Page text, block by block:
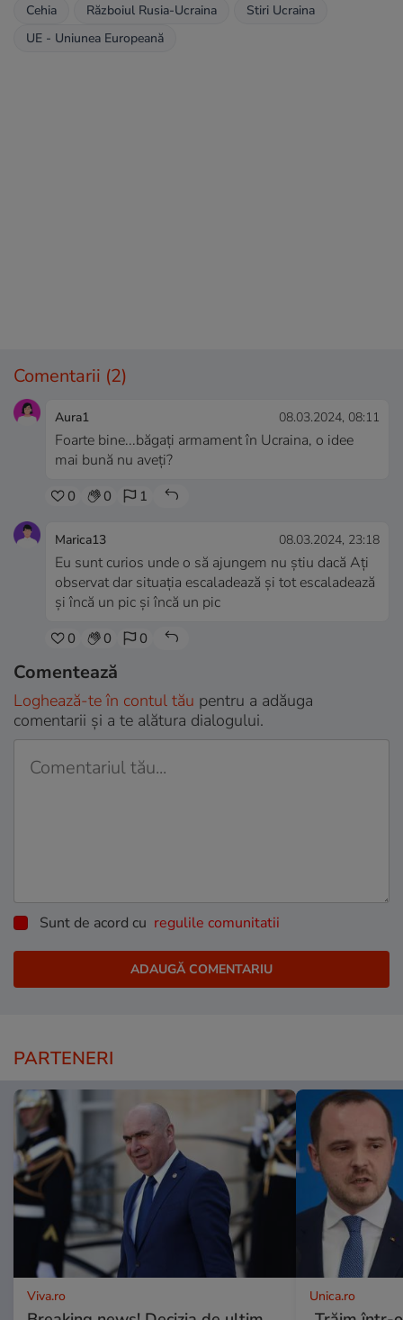
Cehia Războiul Rusia-Ucraina
Stiri Ucraina
UE - Uniunea Europeană
Comentarii (2)
Aura1 08.03.2024, 08:11
Foarte bine...băgați armament în Ucraina, o idee
mai bună nu aveți?
0 0 1
Marica13 08.03.2024, 23:18
Eu sunt curios unde o să ajungem nu știu dacă Ați
observat dar situația escaladează și tot escaladează
și încă un pic și încă un pic
0 0 0
Comentează
Loghează-te în contul tău pentru a adăuga
comentarii și a te alătura dialogului.
Sunt de acord cu regulile comunitatii
PARTENERI
Viva.ro Unica.ro